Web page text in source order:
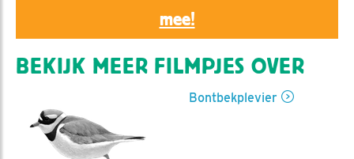
mee!
BEKIJK MEER FILMPJES OVER
Bontbekplevier